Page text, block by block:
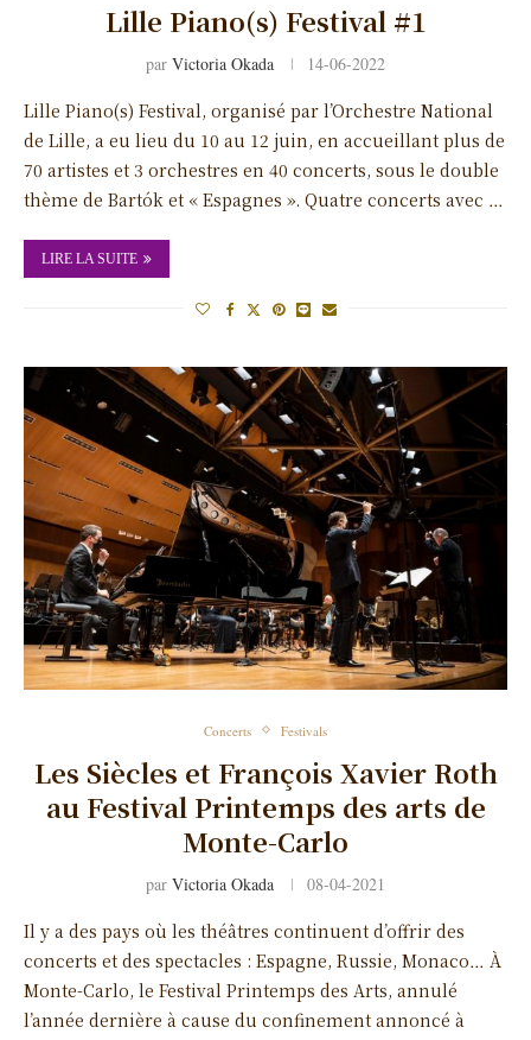
Lille Piano(s) Festival #1
par Victoria Okada 14-06-2022
Lille Piano(s) Festival, organisé par l’Orchestre National
de Lille, a eu lieu du 10 au 12 juin, en accueillant plus de
70 artistes et 3 orchestres en 40 concerts, sous le double
thème de Bartók et « Espagnes ». Quatre concerts avec …
LIRE LA SUITE
Concerts Festivals
Les Siècles et François Xavier Roth
au Festival Printemps des arts de
Monte-Carlo
par Victoria Okada 08-04-2021
Il y a des pays où les théâtres continuent d’offrir des
concerts et des spectacles : Espagne, Russie, Monaco… À
Monte-Carlo, le Festival Printemps des Arts, annulé
l’année dernière à cause du confinement annoncé à